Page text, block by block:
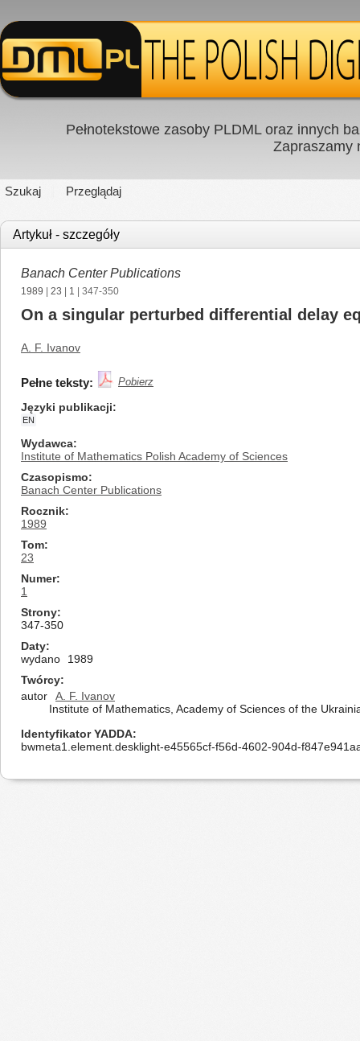
Pełnotekstowe zasoby PLDML oraz innych
Zapraszamy
Szukaj Przeglądaj
Artykuł - szczegóły
Banach Center Publications
1989 23 1 | 347-350
On a singular perturbed differential delay
A. F. Ivanov
Pełne teksty: Pobierz
Języki publikacji
EN
Wydawca
Institute of Mathematics Polish Academy of Sciences
Czasopismo
Banach Center Publications
Rocznik
1989
Tom
23
Numer
1
Strony
347-350
Daty
wydano
1989
Twórcy
autor
A. F. Ivanov
Institute of Mathematics, Academy of Sciences of the
Identyfikator YADDA
bwmeta1.element.desklight-e45565cf-f56d-4602-904d-